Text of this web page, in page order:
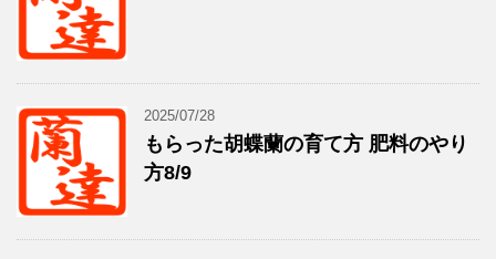
2025/07/28
もらった胡蝶蘭の育て方 肥料のやり
方8/9